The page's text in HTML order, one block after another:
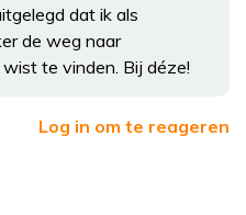
dat ik als
de weg naar
te vinden. Bij déze!
Log in om te reageren